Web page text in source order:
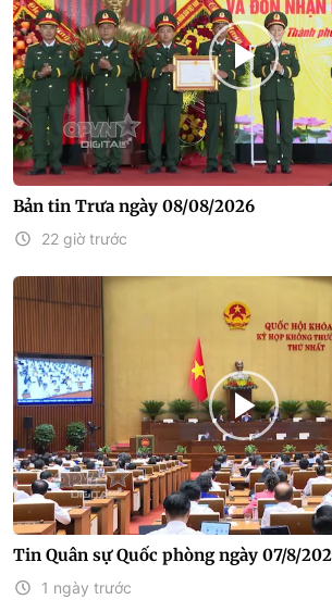
Bản tin Trưa ngày 08/08/2026
22 giờ trước
Tin Quân sự Quốc phòng ngày 07/8/
1 ngày trước